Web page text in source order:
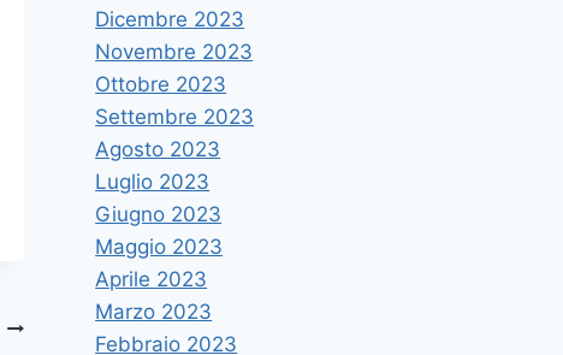
Dicembre 2023
Novembre 2023
Ottobre 2023
Settembre 2023
Agosto 2023
Luglio 2023
Giugno 2023
Maggio 2023
Aprile 2023
Marzo 2023
Febbraio 2023